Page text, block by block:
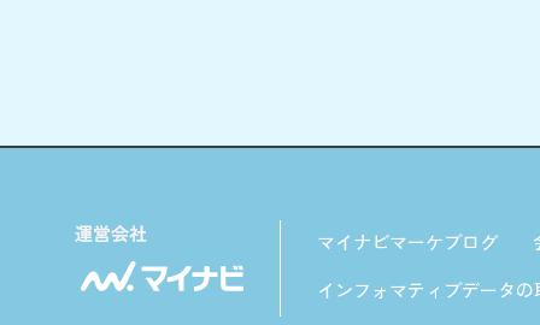
マイナビマーケブログ
インフォマティブデータ